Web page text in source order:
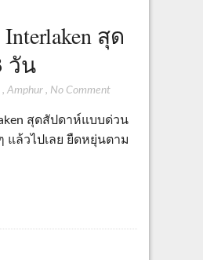
สุด
วัน
, Amphur, No Comment
สุดสัปดาห์แบบด่วน
แล้วไปเลย ยืดหยุ่นตาม